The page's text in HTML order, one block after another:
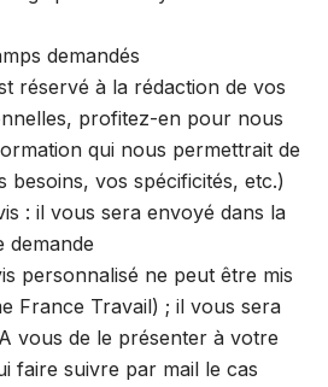
demandés
réservé à la rédaction de vos
profitez-en pour nous
qui nous permettrait de
besoins, vos spécificités, etc.)
: il vous sera envoyé dans la
demande
personnalisé ne peut être mis
France Travail) ; il vous sera
vous de le présenter à votre
faire suivre par mail le cas